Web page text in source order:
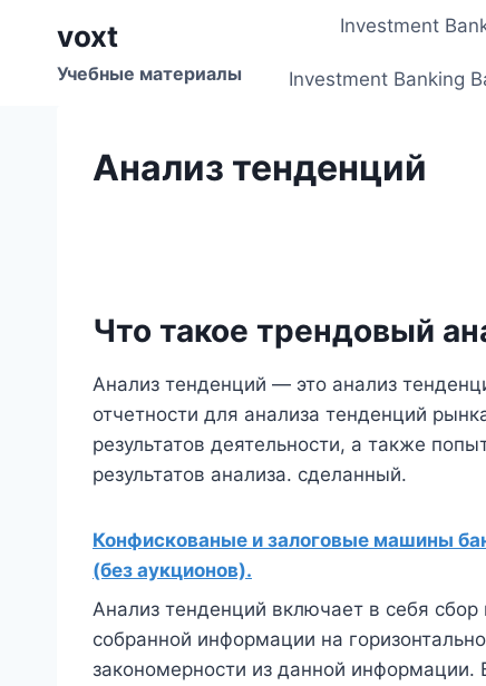
содержимому
voxt
Учебные материалы
Investment
Investment Banking
Анализ тенденций
Что такое трендовый
Анализ тенденций — это анализ
отчетности для анализа тенденций
результатов деятельности, а также
результатов анализа. сделанный.
Конфискованые и залоговые машины
(без аукционов).
Анализ тенденций включает в себя
собранной информации на
закономерности из данной информации.